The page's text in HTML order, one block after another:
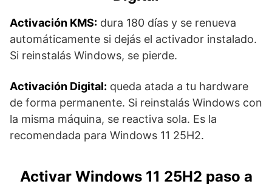
Activación KMS: dura 180 días y se renueva
automáticamente si dejás el activador instalado.
Si reinstalás Windows, se pierde.
Activación Digital: queda atada a tu hardware
de forma permanente. Si reinstalás Windows con
la misma máquina, se reactiva sola. Es la
recomendada para Windows 11 25H2.
Activar Windows 11 25H2 paso a